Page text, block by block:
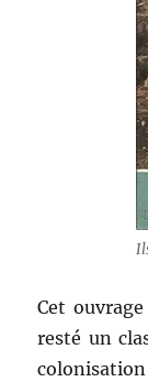
Cet
resté un